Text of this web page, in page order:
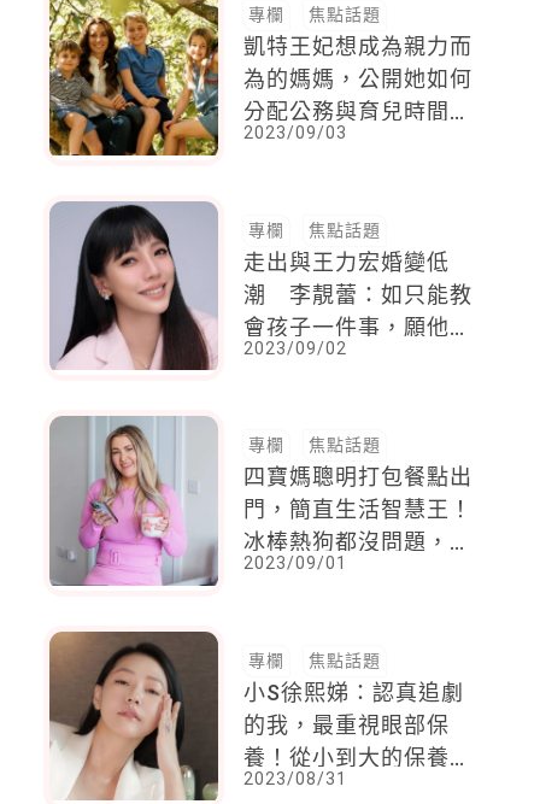
專欄 焦點話題
凱特王妃想成為親力而
為的媽媽，公開她如何
分配公務與育兒時間，
也沒忽略與威廉王子的
2023/09/03
專欄 焦點話題
走出與王力宏婚變低
潮 李靚蕾：如只能教
會孩子一件事，願他有
顆強大的心
2023/09/02
專欄 焦點話題
四寶媽聰明打包餐點出
門，簡直生活智慧王！
冰棒熱狗都沒問題，全
網爸媽大讚：怎麼現在
2023/09/01
專欄 焦點話題
小S徐熙娣：認真追劇
的我，最重視眼部保
養！從小到大的保養心
法大公開，好膚質連女
2023/08/31